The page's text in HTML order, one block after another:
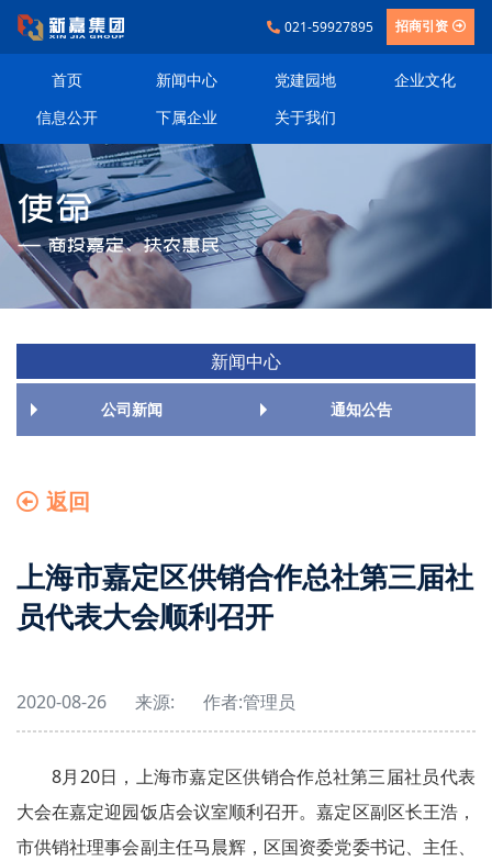
021-59927895 招商引资
首页 新闻中心 党建园地
企业文化
信息公开
下属企业 关于我们
新闻中心
公司新闻 通知公告
返回
上海市嘉定区供销合作总社第三届社
员代表大会顺利召开
2020-08-26 来源: 作者:管理员
8月20日，上海市嘉定区供销合作总社第三届社员代表
大会在嘉定迎园饭店会议室顺利召开。嘉定区副区长王浩，
市供销社理事会副主任马晨辉，区国资委党委书记、主任、